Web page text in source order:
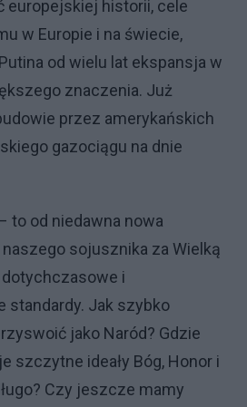
europejskiej historii, cele
w Europie i na świecie,
od wielu lat ekspansja w
znaczenia. Już
przez amerykańskich
gazociągu na dnie
to od niedawna nowa
sojusznika za Wielką
i
standardy. Jak szybko
jako Naród? Gdzie
szczytne ideały Bóg, Honor i
Czy jeszcze mamy